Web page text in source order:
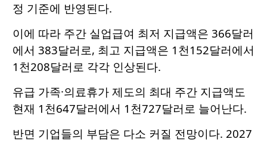
정 기준에 반영된다.
이에 따라 주간 실업급여 최저 지급액은 366달러
에서 383달러로, 최고 지급액은 1천152달러에서
1천208달러로 각각 인상된다.
유급 가족·의료휴가 제도의 최대 주간 지급액도
현재 1천647달러에서 1천727달러로 늘어난다.
반면 기업들의 부담은 다소 커질 전망이다. 2027